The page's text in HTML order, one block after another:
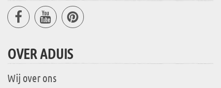
OVER ADUIS
Wij over ons